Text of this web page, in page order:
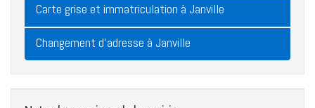
Carte grise et immatriculation à Janville
Changement d'adresse à Janville